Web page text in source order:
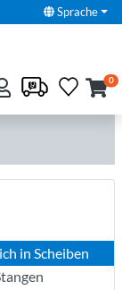
Sprache
0
in Scheiben